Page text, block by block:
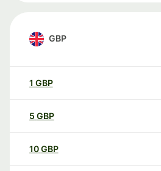
GBP
1 GBP
5 GBP
10GBP